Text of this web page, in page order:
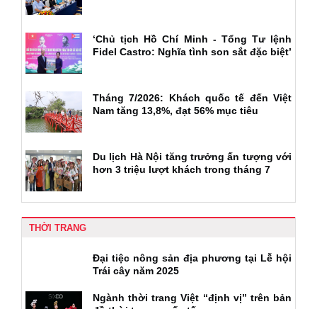
‘Chủ tịch Hồ Chí Minh - Tổng Tư lệnh
Fidel Castro: Nghĩa tình son sắt đặc biệt’
Tháng 7/2026: Khách quốc tế đến Việt
Nam tăng 13,8%, đạt 56% mục tiêu
Du lịch Hà Nội tăng trưởng ấn tượng với
hơn 3 triệu lượt khách trong tháng 7
THỜI TRANG
Đại tiệc nông sản địa phương tại Lễ hội
Trái cây năm 2025
Ngành thời trang Việt “định vị” trên bản